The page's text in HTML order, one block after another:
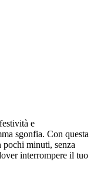
e
sgonfia. Con questa
minuti, senza
interrompere il tuo